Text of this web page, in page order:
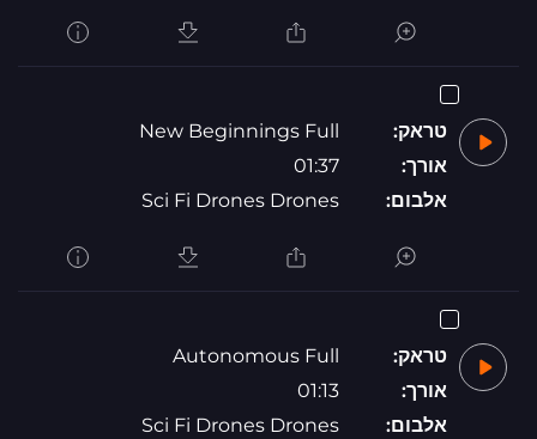
טראק:
New Beginnings Full
אורך:
01:37
אלבום:
Sci Fi Drones Drones
טראק:
Autonomous Full
אורך:
01:13
אלבום:
Sci Fi Drones Drones